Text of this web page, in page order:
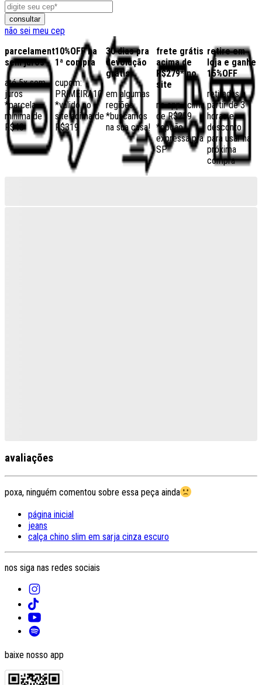
consultar
não sei meu cep
parcelamento
sem juros
até 5x sem
juros
*parcela
mínima de
R$40
10%OFF na
1ª compra
cupom:
PRIMEIRA10
*válido no
site acima de
R$319
30 dias pra
devolução
grátis
em algumas
regiões,
*buscamos
na sua casa!
frete grátis
acima de
R$279* no
site
no app acima
de R$259
*opção
expressa pra
SP
retire em
loja e ganhe
15%OFF
retiradas a
partir de 3
horas e
desconto
para usar na
próxima
compra
avaliações
poxa, ninguém comentou sobre essa peça ainda
página inicial
jeans
calça chino slim em sarja cinza escuro
nos siga nas redes sociais
baixe nosso app